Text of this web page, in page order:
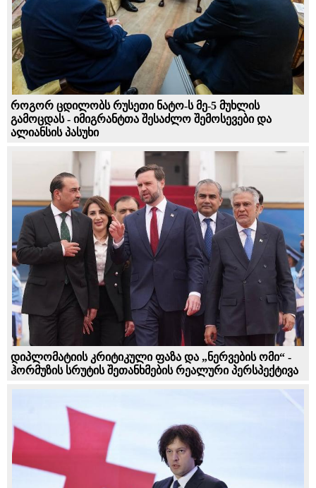
როგორ ცდილობს რუსეთი ნატო-ს მე-5 მუხლის
გამოცდას - იმიგრანტთა შესაძლო შემოსევები და
ალიანსის პასუხი
დიპლომატიის კრიტიკული ფაზა და „ნერვების ომი“ -
ჰორმუზის სრუტის შეთანხმების რეალური პერსპექტივა